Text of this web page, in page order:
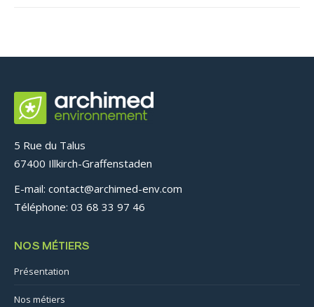
5 Rue du Talus
67400 Illkirch-Graffenstaden
E-mail: contact@archimed-env.com
Téléphone: 03 68 33 97 46
NOS MÉTIERS
Présentation
Nos métiers